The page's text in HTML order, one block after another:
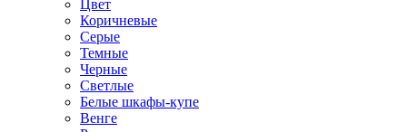
Цвет
Коричневые
Серые
Темные
Черные
Светлые
Белые шкафы-купе
Венге